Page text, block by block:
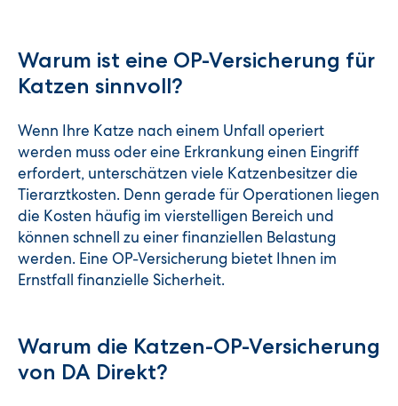
Warum ist eine OP-Versicherung für
Katzen sinnvoll?
Wenn Ihre Katze nach einem Unfall operiert
werden muss oder eine Erkrankung einen Eingriff
erfordert, unterschätzen viele Katzenbesitzer die
Tierarztkosten. Denn gerade für Operationen liegen
die Kosten häufig im vierstelligen Bereich und
können schnell zu einer finanziellen Belastung
werden. Eine OP-Versicherung bietet Ihnen im
Ernstfall finanzielle Sicherheit.
Warum die Katzen-OP-Versicherung
von DA Direkt?